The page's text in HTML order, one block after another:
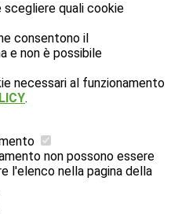
quali cookie
consentono il
e non è possibile
necessari al funzionamento
.
non possono essere
l'elenco nella pagina della